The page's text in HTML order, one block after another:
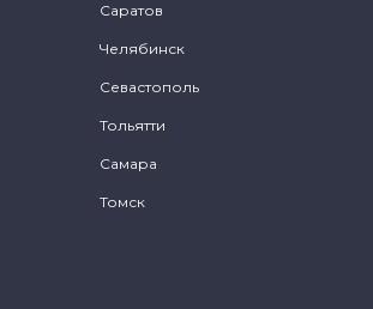
Саратов
Челябинск
Севастополь
Тольятти
Самара
Томск